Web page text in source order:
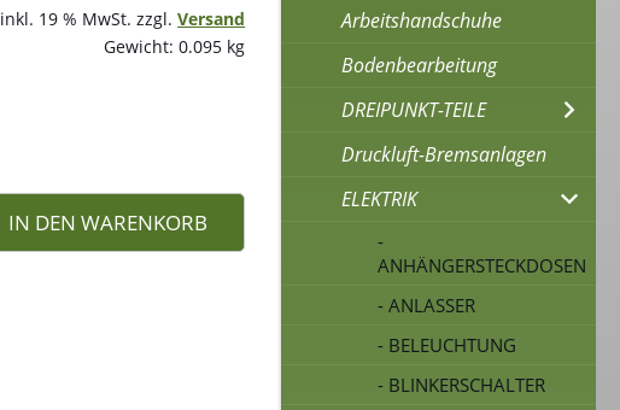
Arbeitshandschuhe
Bodenbearbeitung
DREIPUNKT-TEILE
Druckluft-Bremsanlagen
ELEKTRIK
-
ANHÄNGERSTECKDOSEN
- ANLASSER
- BELEUCHTUNG
- BLINKERSCHALTER
inkl. 19 % MwSt. zzgl.Versand
Gewicht: 0.095 kg
IN DEN WARENKORB